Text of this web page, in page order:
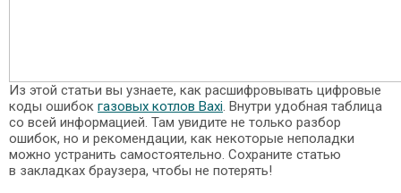
Из этой статьи вы узнаете, как расшифровывать цифровые
коды ошибок газовых котлов Baxi. Внутри удобная таблица
со всей информацией. Там увидите не только разбор
ошибок, но и рекомендации, как некоторые неполадки
можно устранить самостоятельно. Сохраните статью
в закладках браузера, чтобы не потерять!